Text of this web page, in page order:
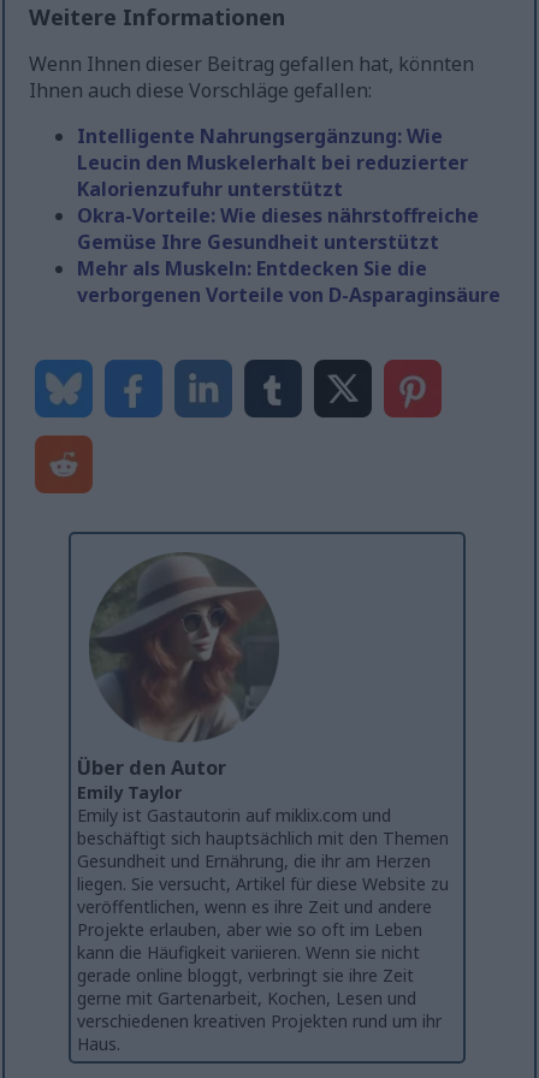
Weitere Informationen
Wenn Ihnen dieser Beitrag gefallen hat, könnten
Ihnen auch diese Vorschläge gefallen:
Intelligente Nahrungsergänzung: Wie
Leucin den Muskelerhalt bei reduzierter
Kalorienzufuhr unterstützt
Okra-Vorteile: Wie dieses nährstoffreiche
Gemüse Ihre Gesundheit unterstützt
Mehr als Muskeln: Entdecken Sie die
verborgenen Vorteile von D-Asparaginsäure
Über den Autor
Emily Taylor
Emily ist Gastautorin auf miklix.com und
beschäftigt sich hauptsächlich mit den Themen
Gesundheit und Ernährung, die ihr am Herzen
liegen. Sie versucht, Artikel für diese Website zu
veröffentlichen, wenn es ihre Zeit und andere
Projekte erlauben, aber wie so oft im Leben
kann die Häufigkeit variieren. Wenn sie nicht
gerade online bloggt, verbringt sie ihre Zeit
gerne mit Gartenarbeit, Kochen, Lesen und
verschiedenen kreativen Projekten rund um ihr
Haus.